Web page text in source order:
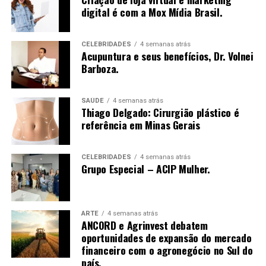
Eduardo Vanin, Estrategista Sênior de Agricultura da
Marex e Analista do Complexo Soja, abordará o cenário
atual do agronegócio, as oportunidades que o setor abre
para assessores de investimento, os movimentos de
mercado que impactam investidores e como os
profissionais podem ampliar as conversas com seus
clientes a partir do repertório do agro. Com mais de 20
anos de experiência nos mercados de commodities
agrícolas e derivativos, Vanin atende atualmente
grandes fundos de investimento no Brasil e na China,
além de trading companies, oferecendo análises e
estratégias para a gestão de riscos e oportunidades no
agronegócio.
O evento será realizado de forma presencial, às 19h,
com participação gratuita mediante inscrição prévia e
vagas limitadas.
Serviço:
digital é com a Mox Mídia Brasil.
CELEBRIDADES 4 semanas atrás
Acupuntura e seus benefícios, Dr. Volnei
Barboza.
SAÚDE 4 semanas atrás
Thiago Delgado: Cirurgião plástico é
referência em Minas Gerais
CELEBRIDADES 4 semanas atrás
Grupo Especial – ACIP Mulher.
ARTE 4 semanas atrás
ANCORD e Agrinvest debatem
oportunidades de expansão do mercado
financeiro com o agronegócio no Sul do
país.